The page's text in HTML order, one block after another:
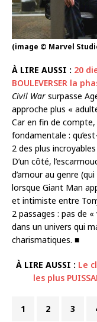
(image © Marvel
À LIRE AUSSI : 20
BOULEVERSER la
Civil War surpasse
approche plus «
Car en fin de compte,
fondamentale :
2 des plus
D’un côté,
d’amour au genre
lorsque Giant Man
et intimiste entre
2 passages : pas de
dans un univers qui
charismatiques. ■
À LIRE AUSSI : Le
les plus
1 2 3